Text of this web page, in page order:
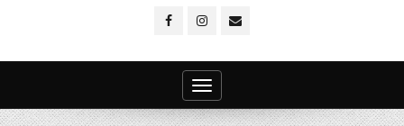
Toggle
navigation